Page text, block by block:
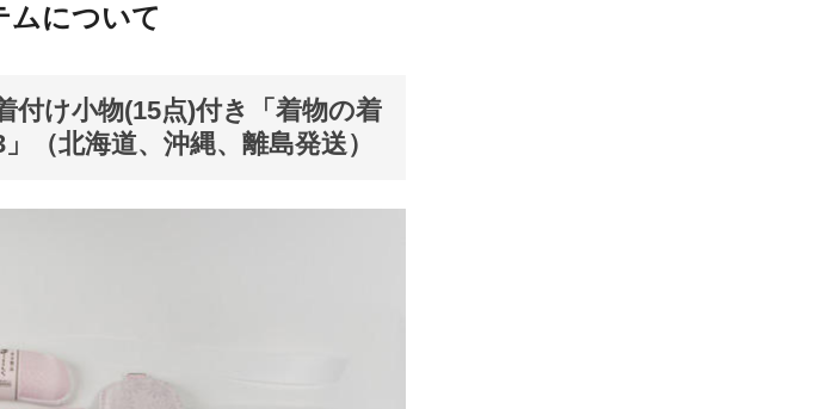
ムについて
け小物(15点)付き「着物の着
（北海道、沖縄、離島発送）